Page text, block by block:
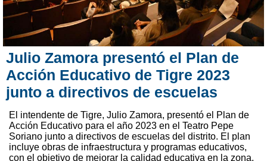
Julio Zamora presentó el Plan de
Acción Educativo de Tigre 2023
junto a directivos de escuelas
El intendente de Tigre, Julio Zamora, presentó el Plan de
Acción Educativo para el año 2023 en el Teatro Pepe
Soriano junto a directivos de escuelas del distrito. El plan
incluye obras de infraestructura y programas educativos,
con el objetivo de mejorar la calidad educativa en la zona.